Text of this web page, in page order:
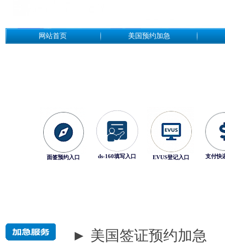
网站首页 美国预约加急
面签预约入口 ds-160填写入口 EVUS登记入口 支付快
► 美国签证预约加急